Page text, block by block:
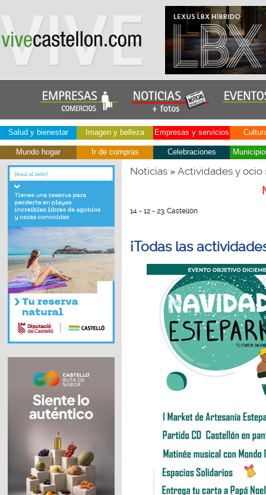
Salud y bienestar Imagen y belleza Empresas y servicios
Mundo hogar Ir de compras Celebraciones
Noticias» Actividades y ocio
14 - 12 - 23, Castellón
¡Todas las